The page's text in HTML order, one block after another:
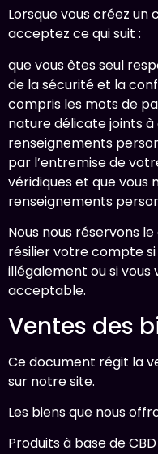
Lorsque vous créez
acceptez ce qui suit :
que vous êtes seul
de la sécurité et la
compris les mots de
nature délicate joints
renseignements
par l’entremise de
véridiques et que vous
renseignements
Nous nous réservons
résilier votre compte
illégalement ou si vous
acceptable.
Ventes des
Ce document régit la
sur notre site.
Les biens que nous
Produits à base de CBD